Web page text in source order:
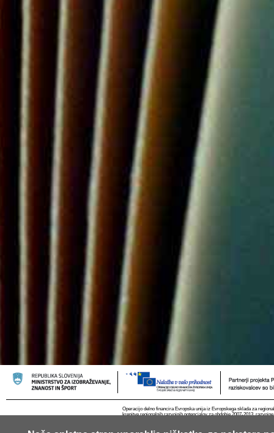
Operacijo delno financira Evropska unija iz Evropskega sklada za
krepitve regionalnih razvojnih potencialov za obdobje 2007-2013,